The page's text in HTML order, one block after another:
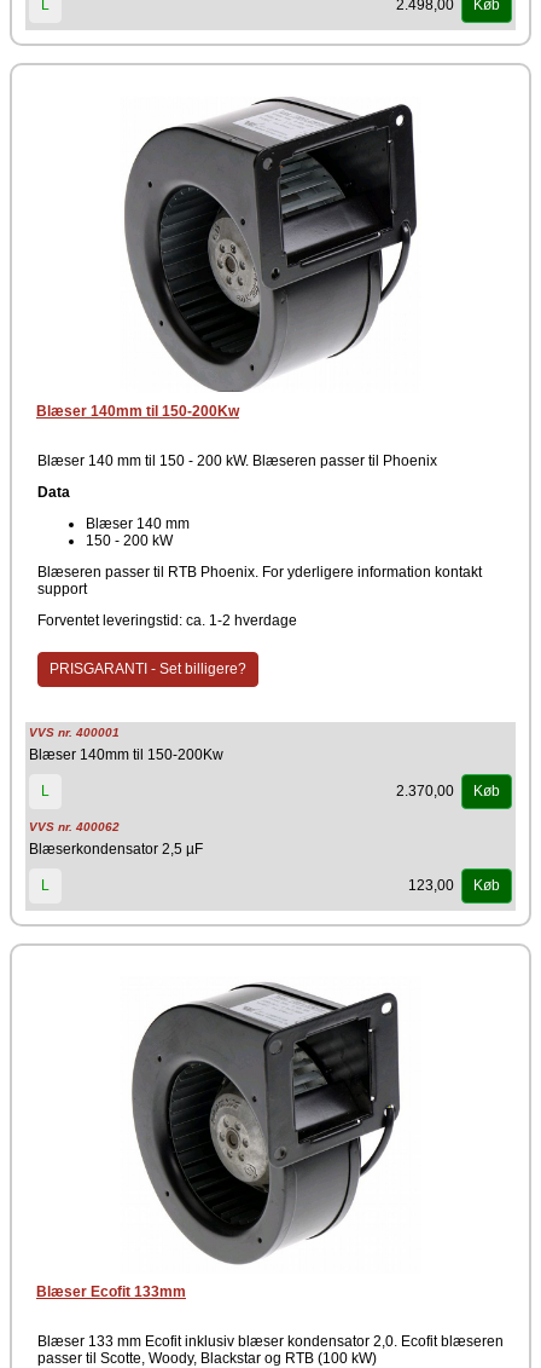
L 2.498,00 Køb
Blæser 140mm til 150-200Kw
Blæser 140 mm til 150 - 200 kW. Blæseren passer til Phoenix
Data
Blæser 140 mm
150 - 200 kW
Blæseren passer til RTB Phoenix. For yderligere information kontakt
support
Forventet leveringstid: ca. 1-2 hverdage
PRISGARANTI - Set billigere?
VVS nr. 400001
Blæser 140mm til 150-200Kw
L 2.370,00 Køb
VVS nr. 400062
Blæserkondensator 2,5 µF
L 123,00 Køb
Blæser Ecofit 133mm
Blæser 133 mm Ecofit inklusiv blæser kondensator 2,0. Ecofit blæseren
passer til Scotte, Woody, Blackstar og RTB (100 kW)